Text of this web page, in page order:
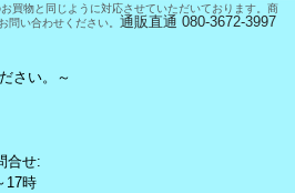
買物と同じように対応させていただいております。商
問い合わせください。 通販直通 080-3672-3997
さい。～
合せ:
17時